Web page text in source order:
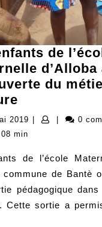
de
d’Alloba
du
enfants
de
maternelle
d’Alloba
à
la
2019 15
0
min
de l’école
commune de Bantè
pédagogique
Cette sortie a